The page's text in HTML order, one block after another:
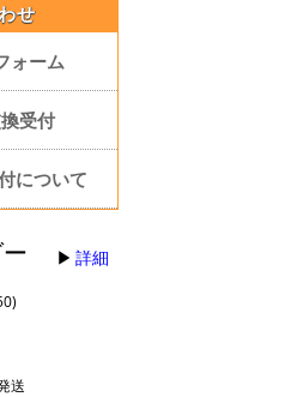
せ
ォーム
受付
について
詳細
送